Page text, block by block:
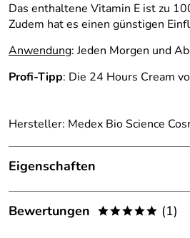
Das enthaltene Vitamin E ist zu
Zudem hat es einen günstigen
Anwendung: Jeden Morgen und
Profi-Tipp: Die 24 Hours Cream
Hersteller: Medex Bio Science
Eigenschaften
Gesichtscreme
Hauttyp:
Mischhaut
Bewertungen ***** (1)